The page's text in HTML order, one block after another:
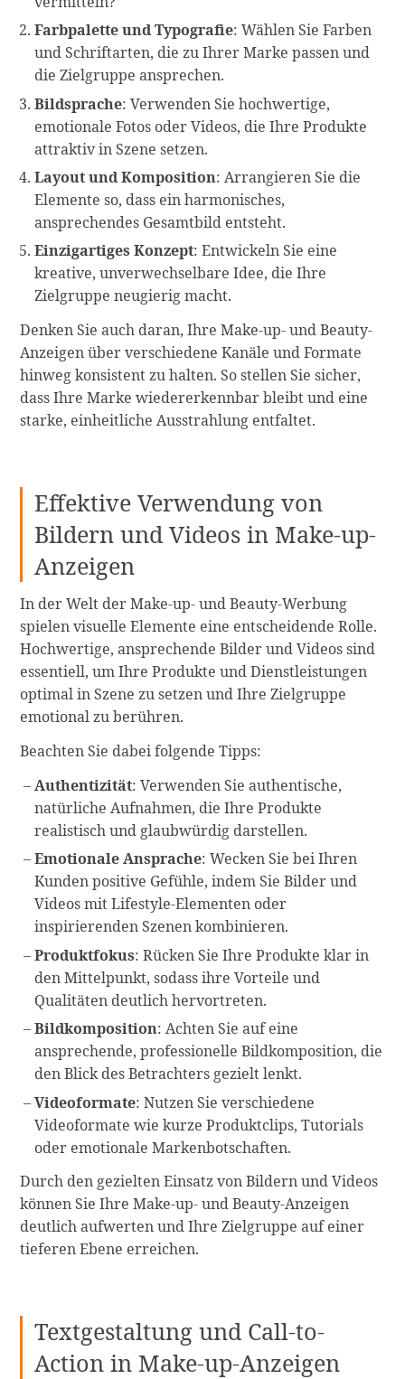
Farbpalette und Typografie: Wählen Sie Farben
und Schriftarten, die zu Ihrer Marke passen und
die Zielgruppe ansprechen.
Bildsprache: Verwenden Sie hochwertige,
emotionale Fotos oder Videos, die Ihre Produkte
attraktiv in Szene setzen.
Layout und Komposition: Arrangieren Sie die
Elemente so, dass ein harmonisches,
ansprechendes Gesamtbild entsteht.
Einzigartiges Konzept: Entwickeln Sie eine
kreative, unverwechselbare Idee, die Ihre
Zielgruppe neugierig macht.
Denken Sie auch daran, Ihre Make-up- und Beauty-
Anzeigen über verschiedene Kanäle und Formate
hinweg konsistent zu halten. So stellen Sie sicher,
dass Ihre Marke wiedererkennbar bleibt und eine
starke, einheitliche Ausstrahlung entfaltet.
Effektive Verwendung von
Bildern und Videos in Make-up-
Anzeigen
In der Welt der Make-up- und Beauty-Werbung
spielen visuelle Elemente eine entscheidende Rolle.
Hochwertige, ansprechende Bilder und Videos sind
essentiell, um Ihre Produkte und Dienstleistungen
optimal in Szene zu setzen und Ihre Zielgruppe
emotional zu berühren.
Beachten Sie dabei folgende Tipps:
Authentizität: Verwenden Sie authentische,
natürliche Aufnahmen, die Ihre Produkte
realistisch und glaubwürdig darstellen.
Emotionale Ansprache: Wecken Sie bei Ihren
Kunden positive Gefühle, indem Sie Bilder und
Videos mit Lifestyle-Elementen oder
inspirierenden Szenen kombinieren.
Produktfokus: Rücken Sie Ihre Produkte klar in
den Mittelpunkt, sodass ihre Vorteile und
Qualitäten deutlich hervortreten.
Bildkomposition: Achten Sie auf eine
ansprechende, professionelle Bildkomposition, die
den Blick des Betrachters gezielt lenkt.
Videoformate: Nutzen Sie verschiedene
Videoformate wie kurze Produktclips, Tutorials
oder emotionale Markenbotschaften.
Durch den gezielten Einsatz von Bildern und Videos
können Sie Ihre Make-up- und Beauty-Anzeigen
deutlich aufwerten und Ihre Zielgruppe auf einer
tieferen Ebene erreichen.
Textgestaltung und Call-to-
Action in Make-up-Anzeigen